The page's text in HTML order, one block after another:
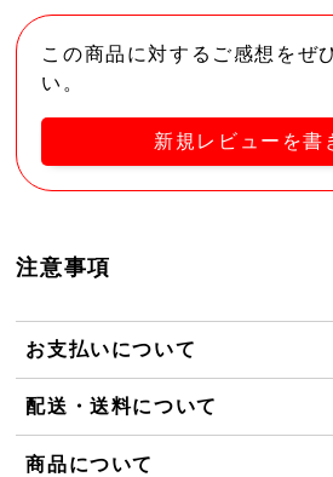
この商品に対するご感想をぜ
い。
新規レビューを書
注意事項
お支払いについて
配送・送料について
商品について